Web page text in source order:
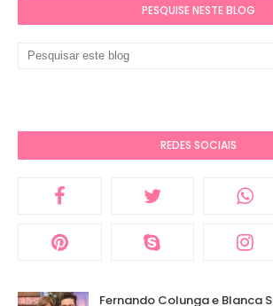
PESQUISE NESTE BLOG
REDES SOCIAIS
Fernando Colunga e Blanca